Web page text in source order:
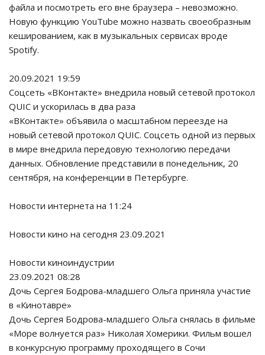
файла и посмотреть его вне браузера – невозможно.
Новую функцию YouTube можно назвать своеобразным
кешированием, как в музыкальных сервисах вроде
Spotify.
20.09.2021 19:59
Соцсеть «ВКонтакте» внедрила новый сетевой протокол
QUIC и ускорилась в два раза
«ВКонтакте» объявила о масштабном переезде на
новый сетевой протокол QUIC. Соцсеть одной из первых
в мире внедрила передовую технологию передачи
данных. Обновление представили в понедельник, 20
сентября, на конференции в Петербурге.
Новости интернета на 11:24
Новости кино на сегодня 23.09.2021
Новости киноиндустрии
23.09.2021 08:28
Дочь Сергея Бодрова-младшего Ольга приняла участие
в «Кинотавре»
Дочь Сергея Бодрова-младшего Ольга снялась в фильме
«Море волнуется раз» Николая Хомерики. Фильм вошел
в конкурсную программу проходящего в Сочи